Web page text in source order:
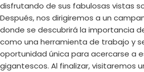
disfrutando de sus fabulosas vistas
Después, nos dirigiremos a un
donde se descubrirá la importancia
como una herramienta de trabajo y
oportunidad única para acercarse a
gigantescos. Al finalizar, visitaremos